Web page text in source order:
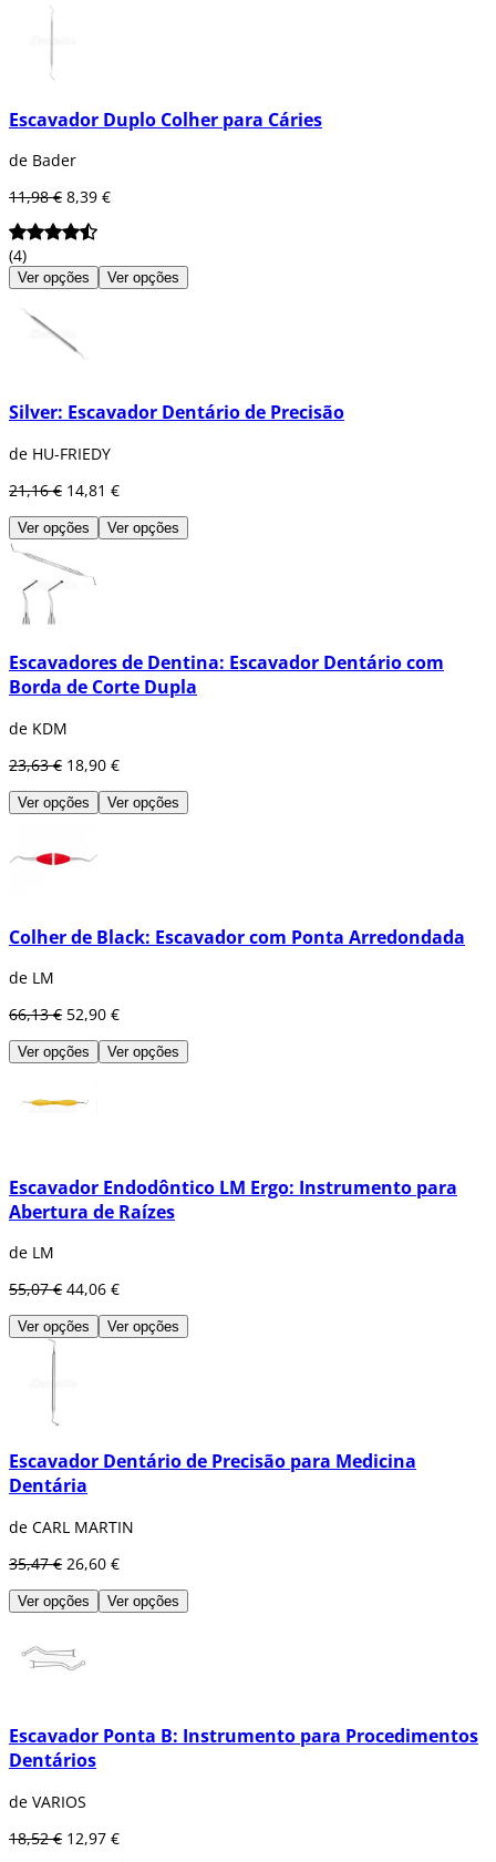
Escavador Duplo Colher para Cáries
de Bader
11,98 € 8,39 €
(4)
Ver opções Ver opções
Silver: Escavador Dentário de Precisão
de HU-FRIEDY
21,16 € 14,81 €
Ver opções Ver opções
Escavadores de Dentina: Escavador Dentário com
Borda de Corte Dupla
de KDM
23,63 € 18,90 €
Ver opções Ver opções
Colher de Black: Escavador com Ponta Arredondada
de LM
66,13 € 52,90 €
Ver opções Ver opções
Escavador Endodôntico LM Ergo: Instrumento para
Abertura de Raízes
de LM
55,07 € 44,06 €
Ver opções Ver opções
Escavador Dentário de Precisão para Medicina
Dentária
de CARL MARTIN
35,47 € 26,60 €
Ver opções Ver opções
Escavador Ponta B: Instrumento para Procedimentos
Dentários
de VARIOS
18,52 € 12,97 €